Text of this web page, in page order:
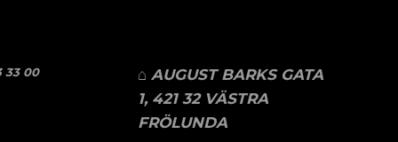
33 00
⌂ AUGUST BARKS GATA
1, 421 32 VÄSTRA
FRÖLUNDA